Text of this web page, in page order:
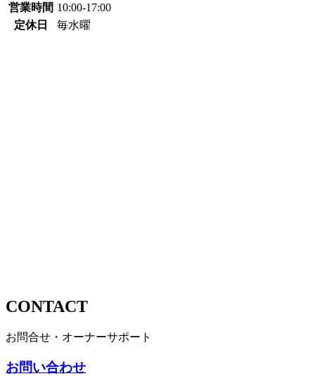
営業時間 10:00-17:00
定休日
毎水曜
CONTACT
お問合せ・オーナーサポート
お問い合わせ